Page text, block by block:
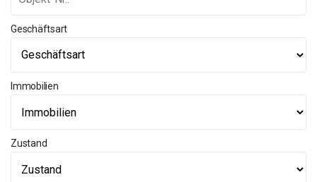
Geschäftsart
Immobilien
Zustand